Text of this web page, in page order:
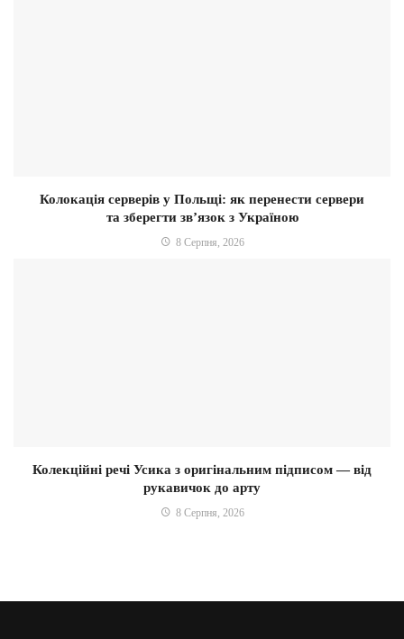
Колокація серверів у Польщі: як перенести сервери
та зберегти зв’язок з Україною
8 Серпня, 2026
Колекційні речі Усика з оригінальним підписом — від
рукавичок до арту
8 Серпня, 2026